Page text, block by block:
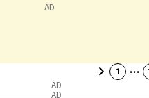
AD
1 …
AD
AD